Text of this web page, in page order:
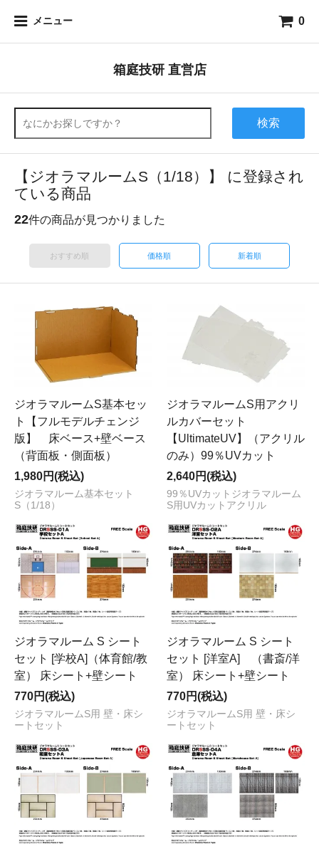
メニュー 0
箱庭技研 直営店
検索
【ジオラマルームS（1/18）】 に登録され
ている商品
22件の商品が見つかりました
おすすめ順 価格順 新着順
ジオラマルームS基本セッ
ト【フルモデルチェンジ
版】 床ベース+壁ベース
（背面板・側面板）
1,980円(税込)
ジオラマルーム基本セット
S（1/18）
ジオラマルームS用アクリ
ルカバーセット
【UltimateUV】（アクリル
のみ）99％UVカット
2,640円(税込)
99％UVカットジオラマルーム
S用UVカットアクリル
ジオラマルーム S シート
セット [学校A]（体育館/教
室） 床シート+壁シート
770円(税込)
ジオラマルームS用 壁・床シ
ートセット
ジオラマルーム S シート
セット [洋室A] （書斎/洋
室） 床シート+壁シート
770円(税込)
ジオラマルームS用 壁・床シ
ートセット